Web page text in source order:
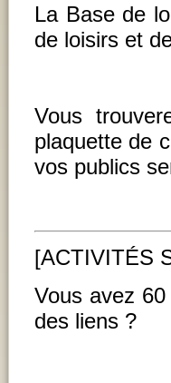
La Base de
de loisirs et
Vous
plaquette de
vos publics
[ACTIVITÉS
Vous avez
des liens ?